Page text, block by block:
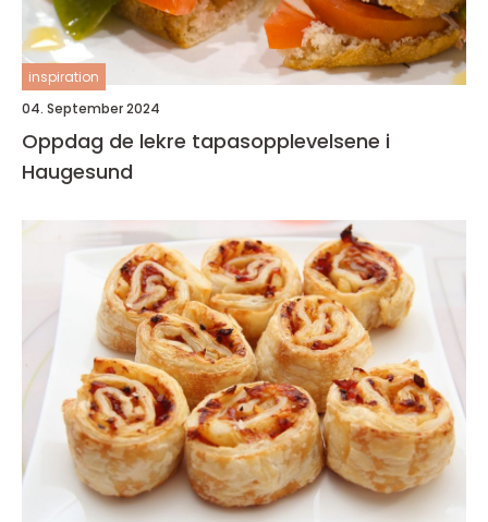
inspiration
04. September 2024
Oppdag de lekre tapasopplevelsene i
Haugesund